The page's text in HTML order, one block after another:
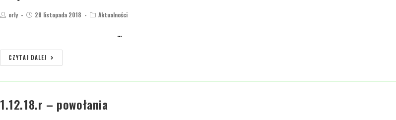
orly 28 listopada 2018 Aktualności
…
CZYTAJ DALEJ
1.12.18.r – powołania